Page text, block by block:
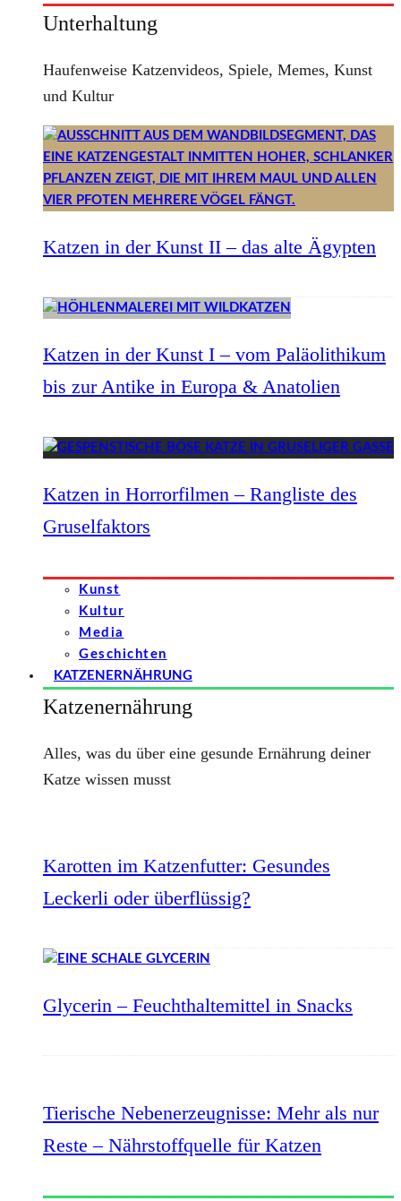
Unterhaltung
Haufenweise Katzenvideos, Spiele, Memes, Kunst
und Kultur
Katzen in der Kunst II – das alte Ägypten
Katzen in der Kunst I – vom Paläolithikum
bis zur Antike in Europa & Anatolien
Katzen in Horrorfilmen – Rangliste des
Gruselfaktors
Kunst
Kultur
Media
Geschichten
KATZENERNÄHRUNG
Katzenernährung
Alles, was du über eine gesunde Ernährung deiner
Katze wissen musst
Karotten im Katzenfutter: Gesundes
Leckerli oder überflüssig?
Glycerin – Feuchthaltemittel in Snacks
Tierische Nebenerzeugnisse: Mehr als nur
Reste – Nährstoffquelle für Katzen